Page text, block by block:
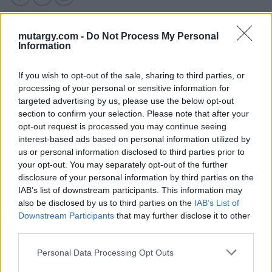
mutargy.com - Do Not Process My Personal
Information
If you wish to opt-out of the sale, sharing to third parties, or
processing of your personal or sensitive information for
targeted advertising by us, please use the below opt-out
section to confirm your selection. Please note that after your
opt-out request is processed you may continue seeing
interest-based ads based on personal information utilized by
us or personal information disclosed to third parties prior to
your opt-out. You may separately opt-out of the further
disclosure of your personal information by third parties on the
IAB’s list of downstream participants. This information may
also be disclosed by us to third parties on the IAB’s List of
Downstream Participants that may further disclose it to other
Personal Data Processing Opt Outs
KAPCSOLÓDÓ MŰTÁRGYAK
16699. tétel:
selyem és
EGYÉB MŰTÁRGY
16902. tétel:
czimbalom története. A